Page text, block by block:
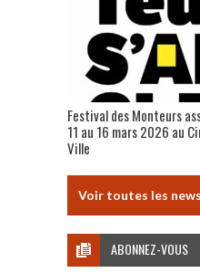
Festival des Monteurs
11 au 16 mars 2026 au
Ville
Voir toutes les news
ABONNEZ-VOUS